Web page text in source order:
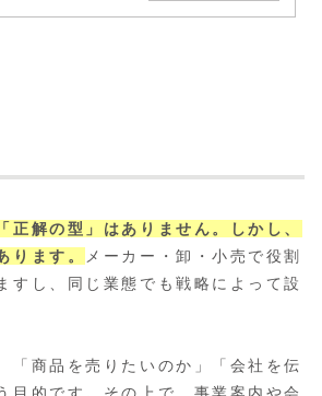
正解の型」はありません。しかし、
ります。
メーカー・卸・小売で役割
すし、同じ業態でも戦略によって設
「商品を売りたいのか」「会社を伝